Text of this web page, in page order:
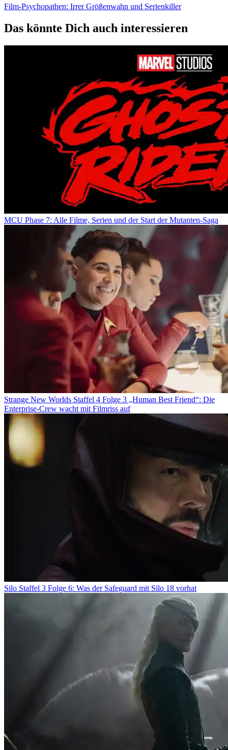
Film-Psychopathen: Irrer Größenwahn und Serienkiller
Das könnte Dich auch interessieren
MCU Phase 7: Alle Filme, Serien und der Start der Mutanten-Saga
Strange New Worlds Staffel 4 Folge 3 „Human Best Friend“: Die
Enterprise-Crew wacht mit Filmriss auf
Silo Staffel 3 Folge 6: Was der Safeguard mit Silo 18 vorhat